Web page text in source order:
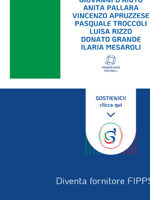
Diventa fornitore